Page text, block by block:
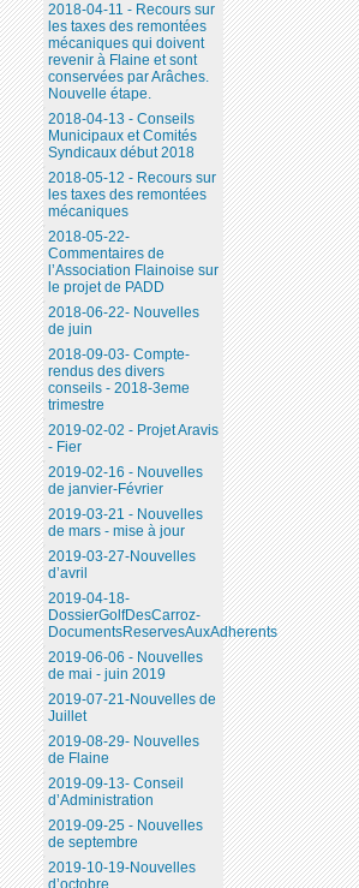
2018-04-11 - Recours sur
les taxes des remontées
mécaniques qui doivent
revenir à Flaine et sont
conservées par Arâches.
Nouvelle étape.
2018-04-13 - Conseils
Municipaux et Comités
Syndicaux début 2018
2018-05-12 - Recours sur
les taxes des remontées
mécaniques
2018-05-22-
Commentaires de
l’Association Flainoise sur
le projet de PADD
2018-06-22- Nouvelles
de juin
2018-09-03- Compte-
rendus des divers
conseils - 2018-3eme
trimestre
2019-02-02 - Projet Aravis
- Fier
2019-02-16 - Nouvelles
de janvier-Février
2019-03-21 - Nouvelles
de mars - mise à jour
2019-03-27-Nouvelles
d’avril
2019-04-18-
DossierGolfDesCarroz-
DocumentsReservesAuxAdherents
2019-06-06 - Nouvelles
de mai - juin 2019
2019-07-21-Nouvelles de
Juillet
2019-08-29- Nouvelles
de Flaine
2019-09-13- Conseil
d’Administration
2019-09-25 - Nouvelles
de septembre
2019-10-19-Nouvelles